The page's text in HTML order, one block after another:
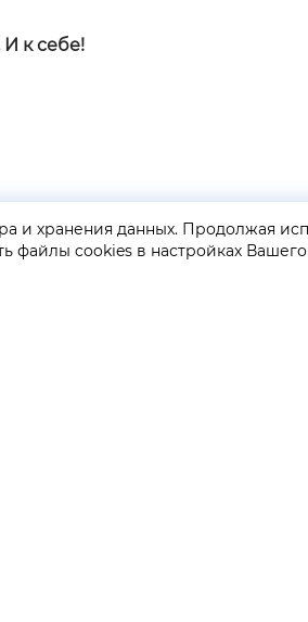
к себе!
GRAF КОЛЬЦОВ | INFO
и хранения данных. Продолжая
файлы cookies в настройках Вашего